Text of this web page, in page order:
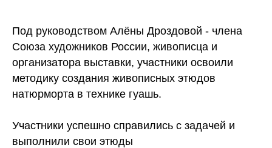
Под руководством Алёны Дроздовой - члена
Союза художников России, живописца и
организатора выставки, участники освоили
методику создания живописных этюдов
натюрморта в технике гуашь.
Участники успешно справились с задачей и
выполнили свои этюды